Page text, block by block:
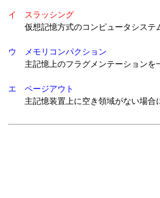
イ スラッシング
仮想記憶方式のコンピュータシステ
ウ メモリコンパクション
主記憶上のフラグメンテーションを
エ ページアウト
主記憶装置上に空き領域がない場合